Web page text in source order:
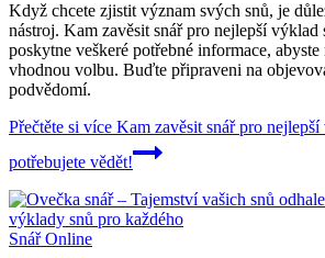
Když chcete zjistit význam svých snů, je
nástroj. Kam zavěsit snář pro nejlepší výklad
poskytne veškeré potřebné informace,
vhodnou volbu. Buďte připraveni na
podvědomí.
Přečtěte si více Kam zavěsit snář pro
potřebujete vědět!
Snář Online